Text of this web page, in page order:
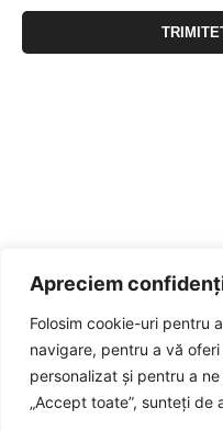
Apreciem
Folosim cookie-uri pentru
navigare, pentru a vă
personalizat și pentru a
„Accept toate”, sunteți